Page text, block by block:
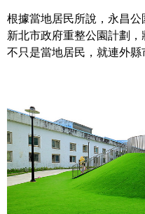
根據當地居民所說，永昌
新北市政府重整公園計劃，
不只是當地居民，就連外縣